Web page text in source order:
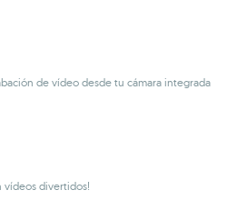
de vídeo desde tu cámara integrada
vídeos divertidos!